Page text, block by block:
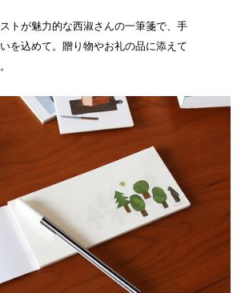
トが魅力的な西淑さんの一筆箋で、手
を込めて。贈り物やお礼の品に添えて